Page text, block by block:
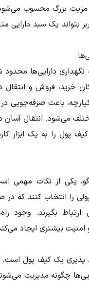
مزیت بزرگ محسوب
بتواند یک سبد دارایی
دارایی‌ها محدود
خرید، فروش و انتقال
باعث
می‌شود. انتقال آسان
پول را به یک ابزار
یکی از نکات مهمی
را انتخاب کنند که
ارتباط بگیرند.
بیشتری ایجاد
یک کیف پول است.
چگونه مدیریت